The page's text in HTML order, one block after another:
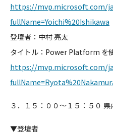
https://mvp.microsoft.com/
fullName=Yoichi%20Ishikawa
登壇者： 中村 亮太
タイトル：Power Platform を
https://mvp.microsoft.com/
fullN
３．１５：００～１５：５０
▼登壇者